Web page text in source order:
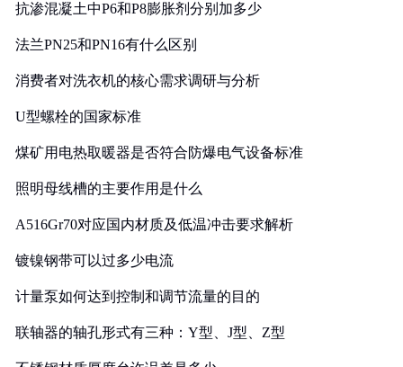
抗渗混凝土中P6和P8膨胀剂分别加多少
法兰PN25和PN16有什么区别
消费者对洗衣机的核心需求调研与分析
U型螺栓的国家标准
煤矿用电热取暖器是否符合防爆电气设备标准
照明母线槽的主要作用是什么
A516Gr70对应国内材质及低温冲击要求解析
镀镍钢带可以过多少电流
计量泵如何达到控制和调节流量的目的
联轴器的轴孔形式有三种：Y型、J型、Z型